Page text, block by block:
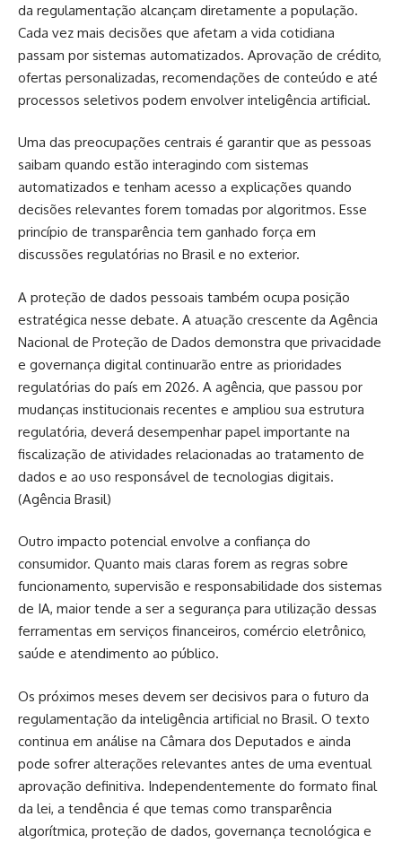
da regulamentação alcançam diretamente a população.
Cada vez mais decisões que afetam a vida cotidiana
passam por sistemas automatizados. Aprovação de crédito,
ofertas personalizadas, recomendações de conteúdo e até
processos seletivos podem envolver inteligência artificial.
Uma das preocupações centrais é garantir que as pessoas
saibam quando estão interagindo com sistemas
automatizados e tenham acesso a explicações quando
decisões relevantes forem tomadas por algoritmos. Esse
princípio de transparência tem ganhado força em
discussões regulatórias no Brasil e no exterior.
A proteção de dados pessoais também ocupa posição
estratégica nesse debate. A atuação crescente da Agência
Nacional de Proteção de Dados demonstra que privacidade
e governança digital continuarão entre as prioridades
regulatórias do país em 2026. A agência, que passou por
mudanças institucionais recentes e ampliou sua estrutura
regulatória, deverá desempenhar papel importante na
fiscalização de atividades relacionadas ao tratamento de
dados e ao uso responsável de tecnologias digitais.
(Agência Brasil)
Outro impacto potencial envolve a confiança do
consumidor. Quanto mais claras forem as regras sobre
funcionamento, supervisão e responsabilidade dos sistemas
de IA, maior tende a ser a segurança para utilização dessas
ferramentas em serviços financeiros, comércio eletrônico,
saúde e atendimento ao público.
Os próximos meses devem ser decisivos para o futuro da
regulamentação da inteligência artificial no Brasil. O texto
continua em análise na Câmara dos Deputados e ainda
pode sofrer alterações relevantes antes de uma eventual
aprovação definitiva. Independentemente do formato final
da lei, a tendência é que temas como transparência
algorítmica, proteção de dados, governança tecnológica e